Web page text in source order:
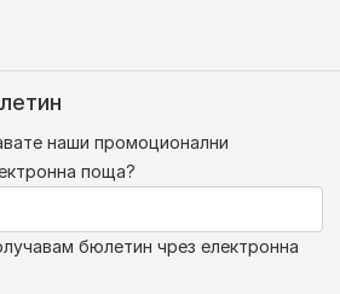
наши промоционални
поща?
бюлетин чрез електронна